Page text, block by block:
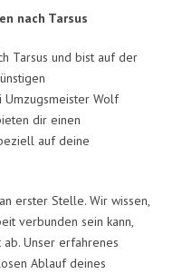
nach Tarsus
Tarsus und bist auf der
Umzugsmeister Wolf
dir einen
auf deine
erster Stelle. Wir wissen,
verbunden sein kann,
Unser erfahrenes
Ablauf deines